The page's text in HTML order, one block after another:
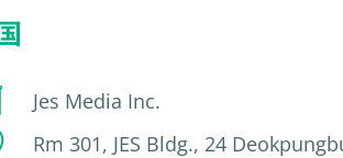
Jes Media Inc.
Rm 301, JES Bldg., 24